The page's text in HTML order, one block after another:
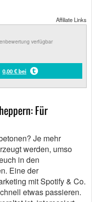
Affiliate Links
verfügbar
0,00 € bei
Für
Je mehr
werden, umso
in den
Eine der
mit Spotify & Co.
etwas passieren.